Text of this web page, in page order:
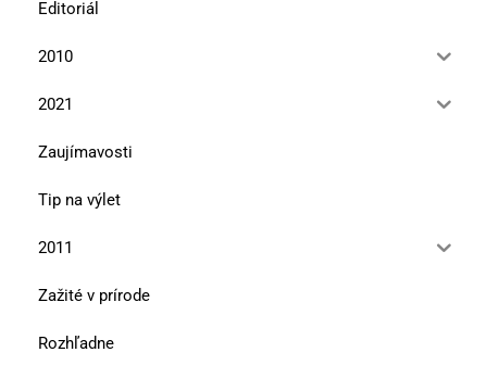
Editoriál
2010
2021
Zaujímavosti
Tip na výlet
2011
Zažité v prírode
Rozhľadne